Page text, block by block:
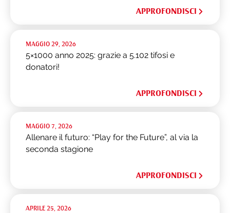
APPROFONDISCI
MAGGIO 29, 2026
5×1000 anno 2025: grazie a 5.102 tifosi e
donatori!
APPROFONDISCI
MAGGIO 7, 2026
Allenare il futuro: “Play for the Future”, al via la
seconda stagione
APPROFONDISCI
APRILE 25, 2026